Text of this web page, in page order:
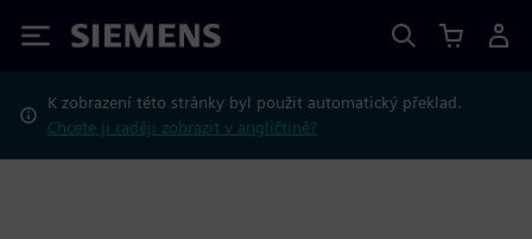
Siemens
K zobrazení této stránky byl použit automatický překlad.
Chcete ji raději zobrazit v angličtině?